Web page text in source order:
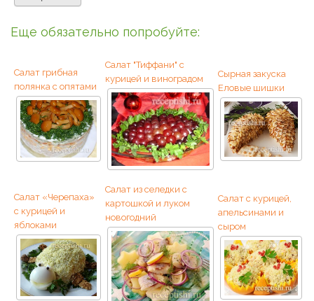
Еще обязательно попробуйте:
Салат грибная
полянка с опятами
Салат "Тиффани" с
курицей и виноградом
Сырная закуска
Еловые шишки
Салат «Черепаха»
с курицей и
яблоками
Салат из селедки с
картошкой и луком
новогодний
Салат с курицей,
апельсинами и
сыром